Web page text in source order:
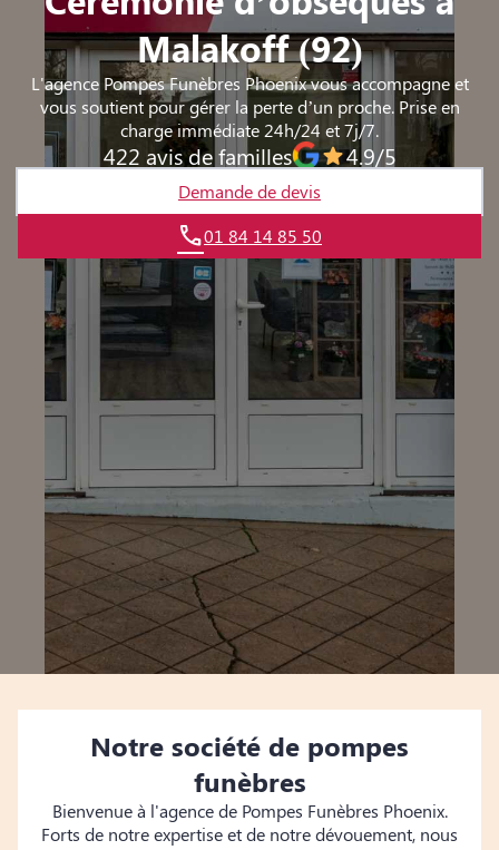
Malakoff (92)
L'agence Pompes Funèbres Phoenix vous accompagne et
vous soutient pour gérer la perte d’un proche. Prise en
charge immédiate 24h/24 et 7j/7.
422 avis de familles 4.9/5
Demande de devis
01 84 14 85 50
Notre société de pompes
funèbres
Bienvenue à l'agence de Pompes Funèbres Phoenix.
Forts de notre expertise et de notre dévouement, nous